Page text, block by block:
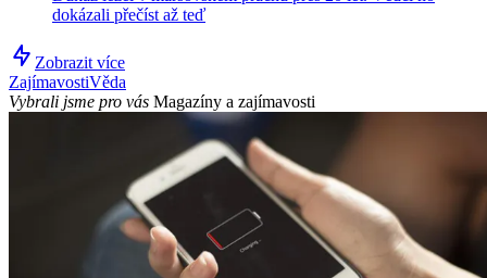
dokázali přečíst až teď
Zobrazit více
ZajímavostiVěda
Vybrali jsme pro vás Magazíny a zajímavosti